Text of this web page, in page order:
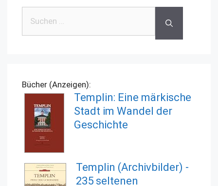
nach:
Bücher (Anzeigen):
Templin: Eine märkische
Stadt im Wandel der
Geschichte
Templin (Archivbilder) -
235 seltenen